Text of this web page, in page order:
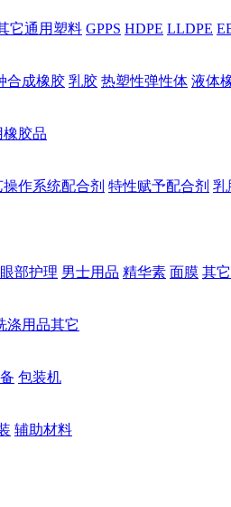
它通用塑料 GPPS HDPE LLDPE
合成橡胶 乳胶 热塑性弹性体 液体
橡胶品
操作系统配合剂 特性赋予配合剂 乳
眼部护理 男士用品 精华素 面膜 其
涤用品其它
包装机
辅助材料